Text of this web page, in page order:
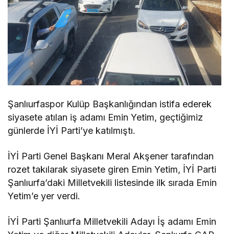
Şanlıurfaspor Kulüp Başkanlığından istifa ederek
siyasete atılan iş adamı Emin Yetim, geçtiğimiz
günlerde İYİ Parti’ye katılmıştı.
İYİ Parti Genel Başkanı Meral Akşener tarafından
rozet takılarak siyasete giren Emin Yetim, İYİ Parti
Şanlıurfa’daki Milletvekili listesinde ilk sırada Emin
Yetim’e yer verdi.
İYİ Parti Şanlıurfa Milletvekili Adayı İş adamı Emin